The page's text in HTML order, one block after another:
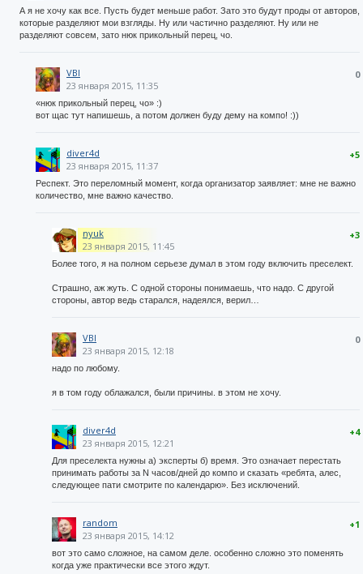
А я не хочу как все. Пусть будет меньше работ. Зато это будут проды от авторов,
которые разделяют мои взгляды. Ну или частично разделяют. Ну или не
разделяют совсем, зато нюк прикольный перец, чо.
0
VBI
23 января 2015, 11:35
«нюк прикольный перец, чо» :)
вот щас тут напишешь, а потом должен буду дему на компо! :))
+5
diver4d
23 января 2015, 11:37
Респект. Это переломный момент, когда организатор заявляет: мне не важно
количество, мне важно качество.
+3
nyuk
23 января 2015, 11:45
Более того, я на полном серьезе думал в этом году включить преселект.
Страшно, аж жуть. С одной стороны понимаешь, что надо. С другой
стороны, автор ведь старался, надеялся, верил…
0
VBI
23 января 2015, 12:18
надо по любому.
я в том году облажался, были причины. в этом не хочу.
+4
diver4d
23 января 2015, 12:21
Для преселекта нужны а) эксперты б) время. Это означает перестать
принимать работы за N часов/дней до компо и сказать «ребята, алес,
следующее пати смотрите по календарю». Без исключений.
+1
random
23 января 2015, 14:12
вот это само сложное, на самом деле. особенно сложно это поменять
когда уже практически все этого ждут.